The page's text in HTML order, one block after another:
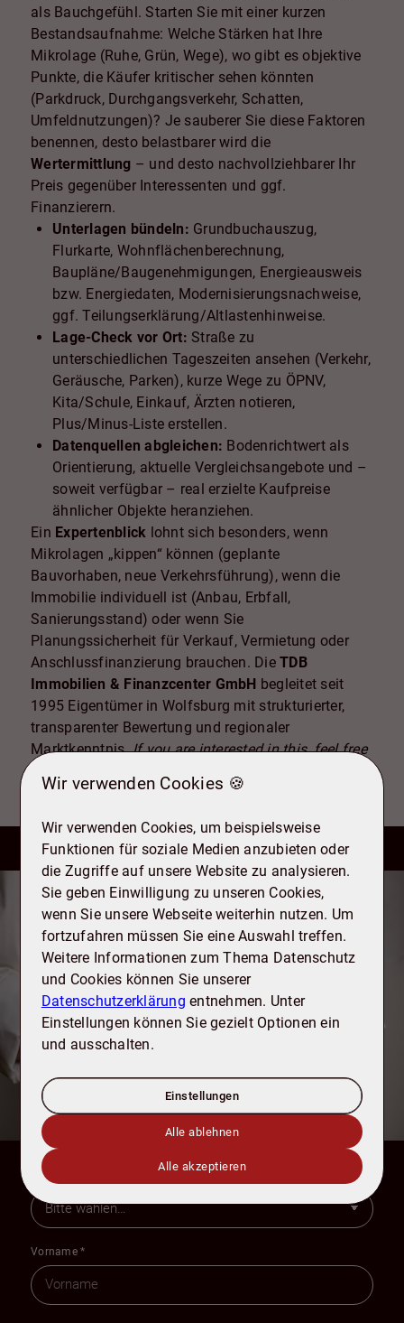
als Bauchgefühl. Starten Sie mit einer kurzen
Bestandsaufnahme: Welche Stärken hat Ihre
Mikrolage (Ruhe, Grün, Wege), wo gibt es objektive
Punkte, die Käufer kritischer sehen könnten
(Parkdruck, Durchgangsverkehr, Schatten,
Umfeldnutzungen)? Je sauberer Sie diese Faktoren
benennen, desto belastbarer wird die
Wertermittlung – und desto nachvollziehbarer Ihr
Preis gegenüber Interessenten und ggf.
Finanzierern.
Unterlagen bündeln: Grundbuchauszug,
Flurkarte, Wohnflächenberechnung,
Baupläne/Baugenehmigungen, Energieausweis
bzw. Energiedaten, Modernisierungsnachweise,
ggf. Teilungserklärung/Altlastenhinweise.
Lage-Check vor Ort: Straße zu
unterschiedlichen Tageszeiten ansehen (Verkehr,
Geräusche, Parken), kurze Wege zu ÖPNV,
Kita/Schule, Einkauf, Ärzten notieren,
Plus/Minus-Liste erstellen.
Datenquellen abgleichen: Bodenrichtwert als
Orientierung, aktuelle Vergleichsangebote und –
soweit verfügbar – real erzielte Kaufpreise
ähnlicher Objekte heranziehen.
Ein Expertenblick lohnt sich besonders, wenn
Mikrolagen „kippen“ können (geplante
Bauvorhaben, neue Verkehrsführung), wenn die
Immobilie individuell ist (Anbau, Erbfall,
Sanierungsstand) oder wenn Sie
Planungssicherheit für Verkauf, Vermietung oder
Anschlussfinanzierung brauchen. DieTDB
Immobilien & Finanzcenter GmbH begleitet seit
1995 Eigentümer in Wolfsburg mit strukturierter,
transparenter Bewertung und regionaler
Marktkenntnis.If you are interested in this, feel free
Kontakt
Wie dürfen wir Sie unterstützen?
Gerne beraten wir Sie zu Ihren Möglichkeiten
rund um den Kauf, Verkauf und Bewertung
von Immobilien. Sprechen Sie uns einfach
an, wir freuen uns darauf, Sie
kennenzulernen.
Thema
Anrede
Vorname*
Wir verwenden Cookies 🍪
Wir verwenden Cookies, um beispielsweise
Funktionen für soziale Medien anzubieten oder
die Zugriffe auf unsere Website zu analysieren.
Sie geben Einwilligung zu unseren Cookies,
wenn Sie unsere Webseite weiterhin nutzen. Um
fortzufahren müssen Sie eine Auswahl treffen.
Weitere Informationen zum Thema Datenschutz
und Cookies können Sie unserer
Datenschutzerklärung entnehmen. Unter
Einstellungen können Sie gezielt Optionen ein
und ausschalten.
Einstellungen
Alle ablehnen
Alle akzeptieren